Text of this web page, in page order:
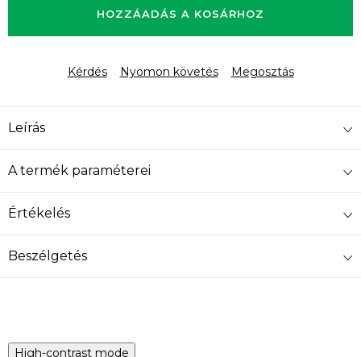
HOZZÁADÁS A KOSÁRHOZ
Kérdés Nyomon követés Megosztás
Leírás
A termék paraméterei
Értékelés
Beszélgetés
High-contrast mode